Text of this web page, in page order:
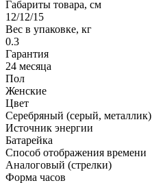
Габариты товара, см
12/12/15
Вес в упаковке, кг
0.3
Гарантия
24 месяца
Пол
Женские
Цвет
Серебряный (серый, металлик)
Источник энергии
Батарейка
Способ отображения времени
Аналоговый (стрелки)
Форма часов